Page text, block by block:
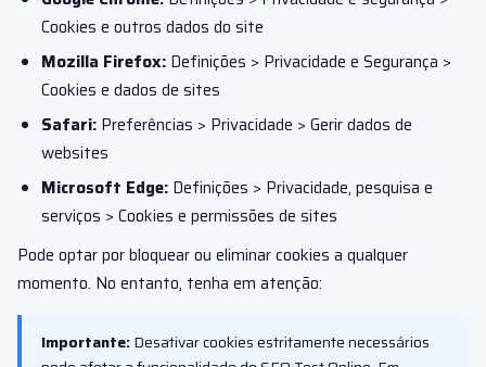
Cookies e outros dados do site
Mozilla Firefox: Definições > Privacidade e Segurança >
Cookies e dados de sites
Safari: Preferências > Privacidade > Gerir dados de
websites
Microsoft Edge: Definições > Privacidade, pesquisa e
serviços > Cookies e permissões de sites
Pode optar por bloquear ou eliminar cookies a qualquer
momento. No entanto, tenha em atenção:
Importante:Desativar cookies estritamente necessários